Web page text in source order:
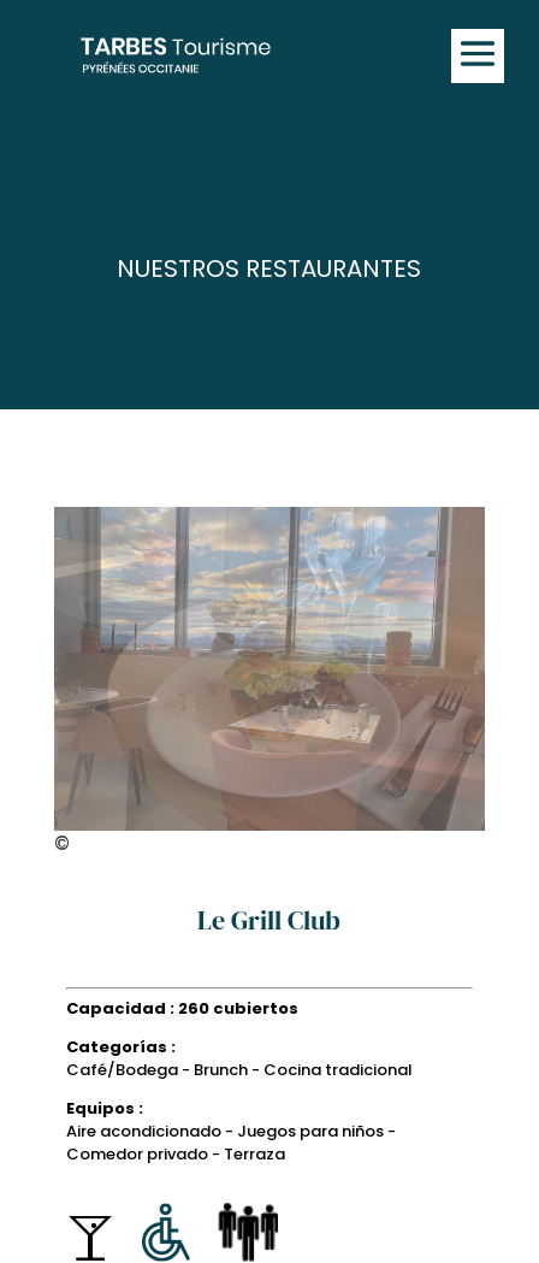
NUESTROS RESTAURANTES
©
Le Grill Club
Capacidad : 260 cubiertos
Categorías :
Café/Bodega - Brunch - Cocina tradicional
Equipos :
Aire acondicionado - Juegos para niños -
Comedor privado - Terraza